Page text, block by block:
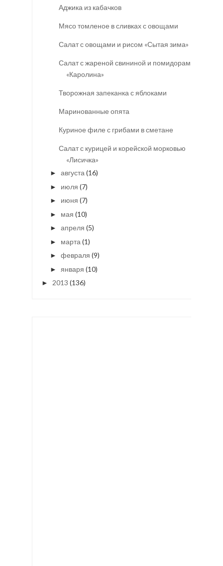
Аджика из кабачков
Мясо томленое в сливках с овощами
Салат с овощами и рисом «Сытая зима»
Салат с жареной свининой и помидорами
«Каролина»
Творожная запеканка с яблоками
Маринованные опята
Куриное филе с грибами в сметане
Салат с курицей и корейской морковью
«Лисичка»
► августа (16)
► июля (7)
► июня (7)
► мая (10)
► апреля (5)
► марта (1)
► февраля (9)
► января (10)
► 2013 (136)